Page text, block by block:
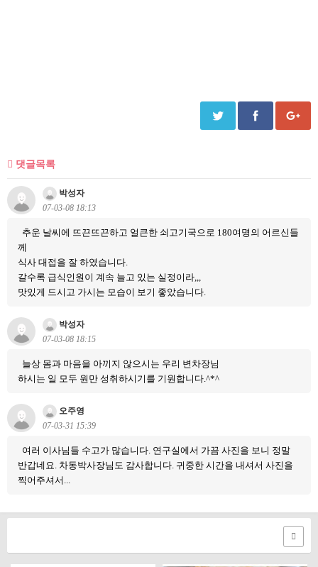
댓글목록
박성자
07-03-08 18:13
추운 날씨에 뜨끈뜨끈하고 얼큰한 쇠고기국으로 180여명의 어르신들
께
식사 대접을 잘 하였습니다.
갈수록 급식인원이 계속 늘고 있는 실정이라,,,
맛있게 드시고 가시는 모습이 보기 좋았습니다.
박성자
07-03-08 18:15
늘상 몸과 마음을 아끼지 않으시는 우리 변차장님
하시는 일 모두 원만 성취하시기를 기원합니다.^*^
오주영
07-03-31 15:39
여러 이사님들 수고가 많습니다. 연구실에서 가끔 사진을 보니 정말
반갑네요. 차동박사장님도 감사합니다. 귀중한 시간을 내셔서 사진을
찍어주셔서...